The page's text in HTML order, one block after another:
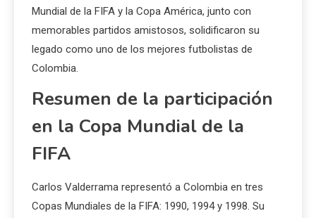
Mundial de la FIFA y la Copa América, junto con
memorables partidos amistosos, solidificaron su
legado como uno de los mejores futbolistas de
Colombia.
Resumen de la participación
en la Copa Mundial de la
FIFA
Carlos Valderrama representó a Colombia en tres
Copas Mundiales de la FIFA: 1990, 1994 y 1998. Su